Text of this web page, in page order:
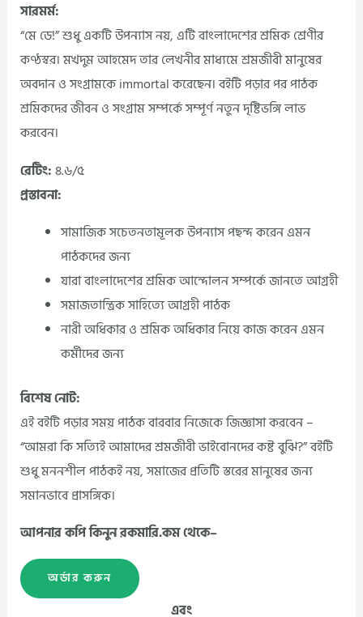
সারমর্ম:
“মে ডে!” শুধু একটি উপন্যাস নয়, এটি বাংলাদেশের শ্রমিক শ্রেণীর
কণ্ঠস্বর। মখদুম আহমেদ তার লেখনীর মাধ্যমে শ্রমজীবী মানুষের
অবদান ও সংগ্রামকে immortal করেছেন। বইটি পড়ার পর পাঠক
শ্রমিকদের জীবন ও সংগ্রাম সম্পর্কে সম্পূর্ণ নতুন দৃষ্টিভঙ্গি লাভ
করবেন।
রেটিং:৪.৬/৫
প্রস্তাবনা:
সামাজিক সচেতনতামূলক উপন্যাস পছন্দ করেন এমন
পাঠকদের জন্য
যারা বাংলাদেশের শ্রমিক আন্দোলন সম্পর্কে জানতে আগ্রহী
সমাজতান্ত্রিক সাহিত্যে আগ্রহী পাঠক
নারী অধিকার ও শ্রমিক অধিকার নিয়ে কাজ করেন এমন
কর্মীদের জন্য
বিশেষ নোট:
এই বইটি পড়ার সময় পাঠক বারবার নিজেকে জিজ্ঞাসা করবেন –
“আমরা কি সত্যিই আমাদের শ্রমজীবী ভাইবোনদের কষ্ট বুঝি?” বইটি
শুধু মননশীল পাঠকই নয়, সমাজের প্রতিটি স্তরের মানুষের জন্য
সমানভাবে প্রাসঙ্গিক।
আপনার কপি কিনুন রকমারি.কম থেকে–
অর্ডার করুন
এবং